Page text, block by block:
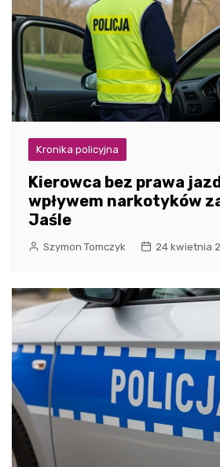
Kronika policyjna
Kierowca bez prawa
wpływem narkotyków
Jaśle
Szymon Tomczyk 24 kwietnia